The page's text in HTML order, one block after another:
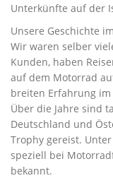
Unterkünfte auf der
Unsere Geschichte
Wir waren selber
Kunden, haben
auf dem Motorrad
breiten Erfahrung im
Über die Jahre sind
Deutschland und
Trophy gereist.
speziell bei
bekannt.